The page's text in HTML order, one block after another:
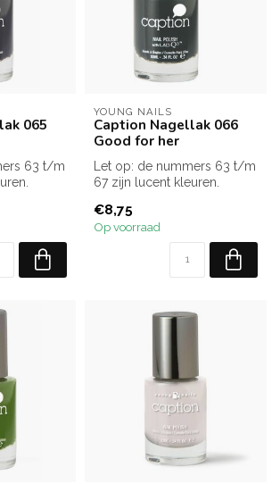
065
63 t/m
YOUNG NAILS
Caption Nagellak 066
Good for her
Let op: de nummers 63 t/m
67 zijn lucent kleuren.
D...
€8,75
Op voorraad